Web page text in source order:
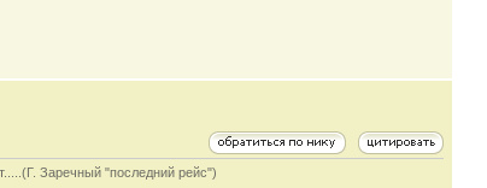
Заречный "последний рейс")